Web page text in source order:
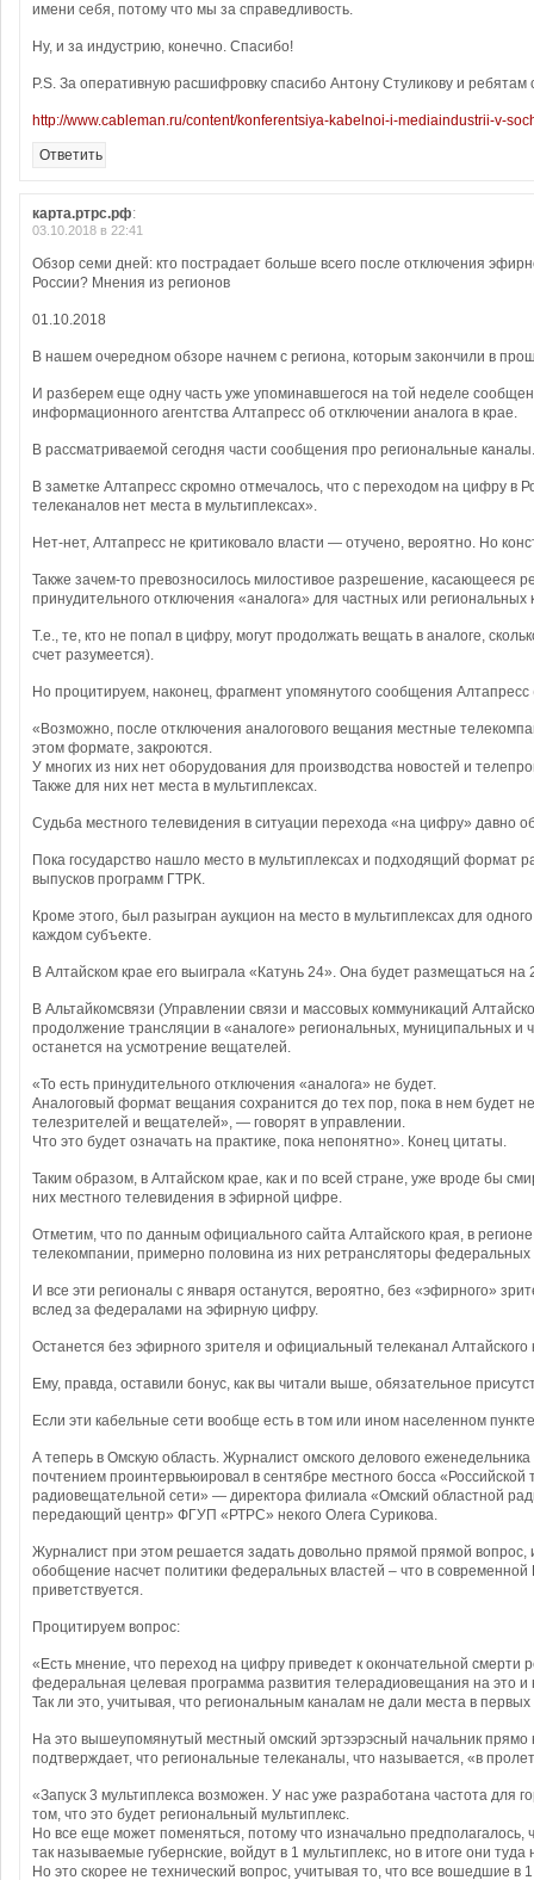
имени себя, потому что мы за справедливость.
Ну, и за индустрию, конечно. Спасибо!
P.S. За оперативную расшифровку спасибо Антону Стуликову и ребятам
http://www.cableman.ru/content/konferentsiya-kabelnoi-i-mediaindustrii-v-
Ответить
карта.ртрс.рф:
03.10.2018 в 22:41
Обзор семи дней: кто пострадает больше всего после отключения
России? Мнения из регионов
01.10.2018
В нашем очередном обзоре начнем с региона, которым закончили в
И разберем еще одну часть уже упоминавшегося на той неделе
информационного агентства Алтапресс об отключении аналога в крае.
В рассматриваемой сегодня части сообщения про региональные каналы.
В заметке Алтапресс скромно отмечалось, что с переходом на цифру в
телеканалов нет места в мультиплексах».
Нет-нет, Алтапресс не критиковало власти — отучено, вероятно. Но
Также зачем-то превозносилось милостивое разрешение, касающееся
принудительного отключения «аналога» для частных или региональных
Т.е., те, кто не попал в цифру, могут продолжать вещать в аналоге,
счет разумеется).
Но процитируем, наконец, фрагмент упомянутого сообщения Алтапресс
«Возможно, после отключения аналогового вещания местные
этом формате, закроются.
У многих из них нет оборудования для производства новостей и
Также для них нет места в мультиплексах.
Судьба местного телевидения в ситуации перехода «на цифру» давно
Пока государство нашло место в мультиплексах и подходящий формат
выпусков программ ГТРК.
Кроме этого, был разыгран аукцион на место в мультиплексах для
каждом субъекте.
В Алтайском крае его выиграла «Катунь 24». Она будет размещаться на
В Альтайкомсвязи (Управлении связи и массовых коммуникаций
продолжение трансляции в «аналоге» региональных, муниципальных и
останется на усмотрение вещателей.
«То есть принудительного отключения «аналога» не будет.
Аналоговый формат вещания сохранится до тех пор, пока в нем будет
телезрителей и вещателей», — говорят в управлении.
Что это будет означать на практике, пока непонятно». Конец цитаты.
Таким образом, в Алтайском крае, как и по всей стране, уже вроде бы
них местного телевидения в эфирной цифре.
Отметим, что по данным официального сайта Алтайского края, в
телекомпании, примерно половина из них ретрансляторы федеральных
И все эти регионалы с января останутся, вероятно, без «эфирного»
вслед за федералами на эфирную цифру.
Останется без эфирного зрителя и официальный телеканал Алтайского
Ему, правда, оставили бонус, как вы читали выше, обязательное
Если эти кабельные сети вообще есть в том или ином населенном
А теперь в Омскую область. Журналист омского делового
почтением проинтервьюировал в сентябре местного босса «Российской
радиовещательной сети» — директора филиала «Омский областной
передающий центр» ФГУП «РТРС» некого Олега Сурикова.
Журналист при этом решается задать довольно прямой прямой вопрос,
обобщение насчет политики федеральных властей – что в современной
приветствуется.
Процитируем вопрос:
«Есть мнение, что переход на цифру приведет к окончательной смерти
федеральная целевая программа развития телерадиовещания на это и
Так ли это, учитывая, что региональным каналам не дали места в первых
На это вышеупомянутый местный омский эртээрэсный начальник прямо
подтверждает, что региональные телеканалы, что называется, «в
«Запуск 3 мультиплекса возможен. У нас уже разработана частота для
том, что это будет региональный мультиплекс.
Но все еще может поменяться, потому что изначально предполагалось,
так называемые губернские, войдут в 1 мультиплекс, но в итоге они
Но это скорее не технический вопрос, учитывая то, что все вошедшие в